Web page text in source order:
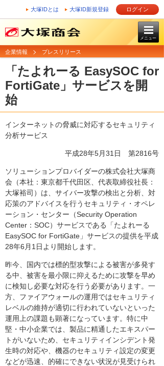
大塚IDとは 大塚ID新規登録 ログイン
メニュー
企業情報 プレスリリース
「たよれーる EasySOC for
FortiGate」サービスを開
始
インターネットの脅威に対応するセキュリティ
分析サービス
平成28年5月31日 第2816号
ソリューションプロバイダーの株式会社大塚商
会（本社：東京都千代田区、代表取締役社長：
大塚裕司）は、サイバー攻撃の検出と分析、対
応策のアドバイスを行うセキュリティ・オペレ
ーション・センター（Security Operation
Center：SOC）サービスである「たよれーる
EasySOC for FortiGate」サービスの提供を平成
28年6月1日より開始します。
昨今、国内では標的型攻撃による被害が多発す
る中、被害を最小限に抑えるために攻撃を早め
に検知し必要な対応を行う必要があります。一
方、ファイアウォールの運用ではセキュリティ
レベルの維持が適切に行われていないといった
運用上の課題も顕著になっています。特に中
堅・中小企業では、製品に精通したエキスパー
トがいないため、セキュリティインシデント発
生時の対応や、機器のセキュリティ設定の変更
などが迅速、的確にできない状況が見受けられ